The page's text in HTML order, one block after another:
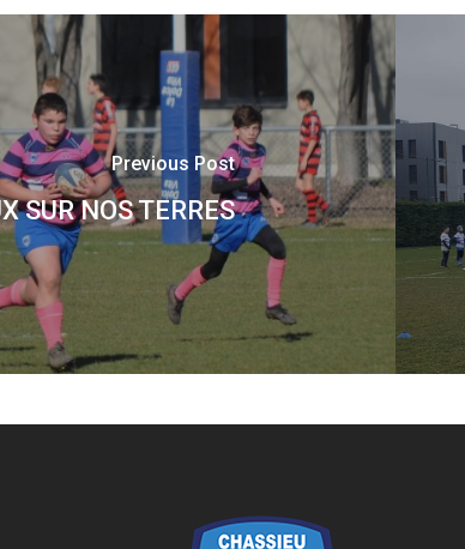
Previous Post
SUR NOS TERRES